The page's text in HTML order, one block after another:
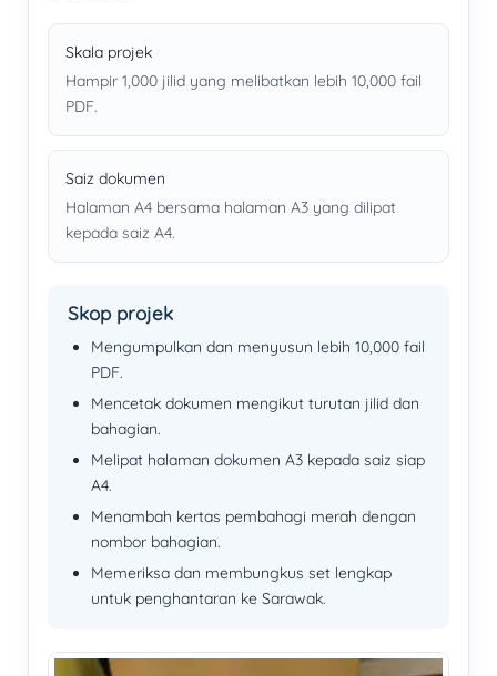
Skala projek
Hampir 1,000 jilid yang melibatkan lebih 10,000 fail
PDF.
Saiz dokumen
Halaman A4 bersama halaman A3 yang dilipat
kepada saiz A4.
Skop projek
Mengumpulkan dan menyusun lebih 10,000 fail
PDF.
Mencetak dokumen mengikut turutan jilid dan
bahagian.
Melipat halaman dokumen A3 kepada saiz siap
A4.
Menambah kertas pembahagi merah dengan
nombor bahagian.
Memeriksa dan membungkus set lengkap
untuk penghantaran ke Sarawak.